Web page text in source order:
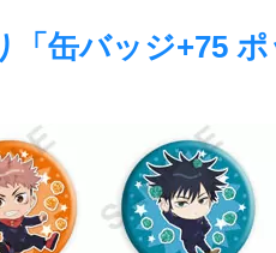
「缶バッジ+75